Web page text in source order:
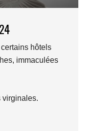
hôtels
immaculées
virginales.